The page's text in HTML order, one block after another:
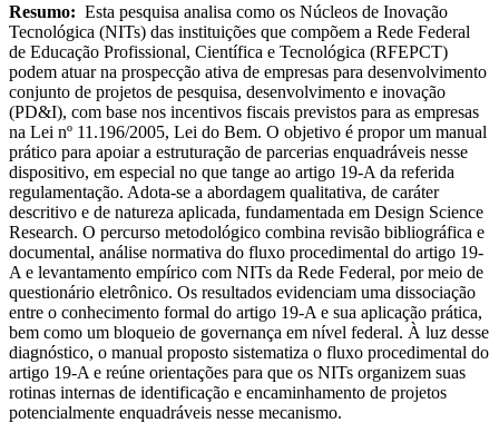
Resumo: Esta pesquisa analisa como os Núcleos de Inovação
Tecnológica (NITs) das instituições que compõem a Rede Federal
de Educação Profissional, Científica e Tecnológica (RFEPCT)
podem atuar na prospecção ativa de empresas para desenvolvimento
conjunto de projetos de pesquisa, desenvolvimento e inovação
(PD&I), com base nos incentivos fiscais previstos para as empresas
na Lei nº 11.196/2005, Lei do Bem. O objetivo é propor um manual
prático para apoiar a estruturação de parcerias enquadráveis nesse
dispositivo, em especial no que tange ao artigo 19-A da referida
regulamentação. Adota-se a abordagem qualitativa, de caráter
descritivo e de natureza aplicada, fundamentada em Design Science
Research. O percurso metodológico combina revisão bibliográfica e
documental, análise normativa do fluxo procedimental do artigo 19-
A e levantamento empírico com NITs da Rede Federal, por meio de
questionário eletrônico. Os resultados evidenciam uma dissociação
entre o conhecimento formal do artigo 19-A e sua aplicação prática,
bem como um bloqueio de governança em nível federal. À luz desse
diagnóstico, o manual proposto sistematiza o fluxo procedimental do
artigo 19-A e reúne orientações para que os NITs organizem suas
rotinas internas de identificação e encaminhamento de projetos
potencialmente enquadráveis nesse mecanismo.